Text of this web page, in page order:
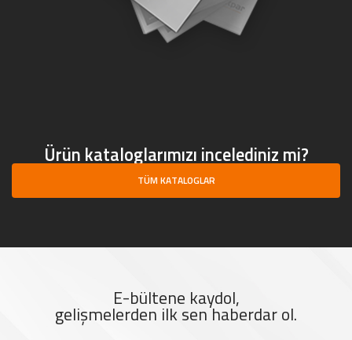
Ürün kataloglarımızı incelediniz mi?
TÜM KATALOGLAR
E-bültene kaydol,
gelişmelerden ilk sen haberdar ol.